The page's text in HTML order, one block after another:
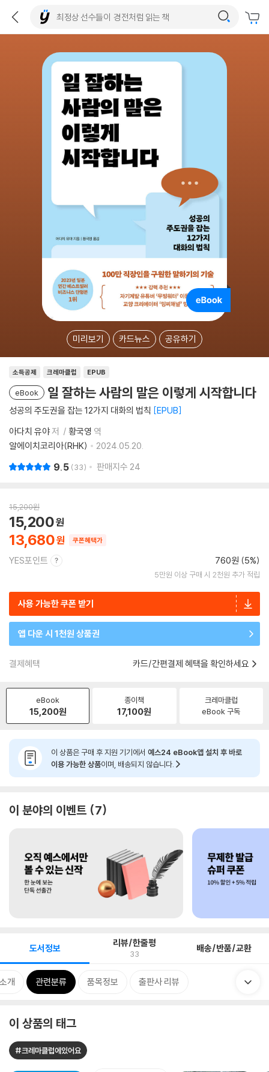
미리보기 카드뉴스 공유하기
소득공제 크레마클럽 EPUB
eBook 일 잘하는 사람의 말은 이렇게 시작합니다
성공의 주도권을 잡는 12가지 대화의 법칙 EPUB
아다치 유야저 황국영 역
알에이치코리아(RHK)
2024.05.20.
9.5 33 판매지수 24
15,200원
13,680
15,200
쿠폰혜택가
YES포인트 760원 (5%)
5만원 이상 구매 시 2천원 추가 적립
사용 가능한 쿠폰 받기
앱 다운 시 1천원 상품권
결제혜택 카드/간편결제 혜택을 확인하세요
eBook
15,200원
종이책
17,100원
크레마클럽
eBook 구독
이 상품은 구매 후 지원 기기에서 예스24 eBook앱 설치 후 바로
이용 가능한 상품이며, 배송되지 않습니다.
이 분야의 이벤트 7
도서정보 리뷰/한줄평
33 배송/반품/교환
개 관련분류 품목정보 출판사 리뷰
이 상품의 태그
#크레마클럽에있어요